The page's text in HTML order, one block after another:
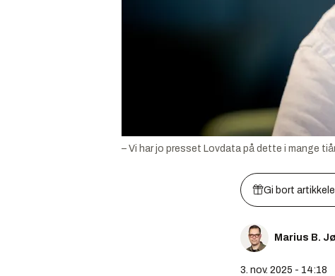
– Vi har jo presset Lovdata på dette i mange
Gi bort
Marius B.
3. nov. 2025 - 14:18